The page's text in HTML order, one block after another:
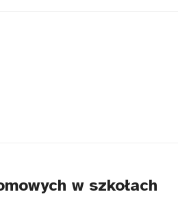
w szkołach